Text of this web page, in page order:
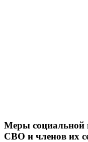
Меры социальной
СВО и членов их